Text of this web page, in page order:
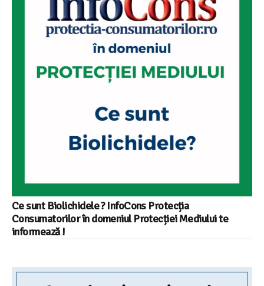
Ce sunt Biolichidele ? InfoCons Protecția
Consumatorilor în domeniul Protecției Mediului te
informează !